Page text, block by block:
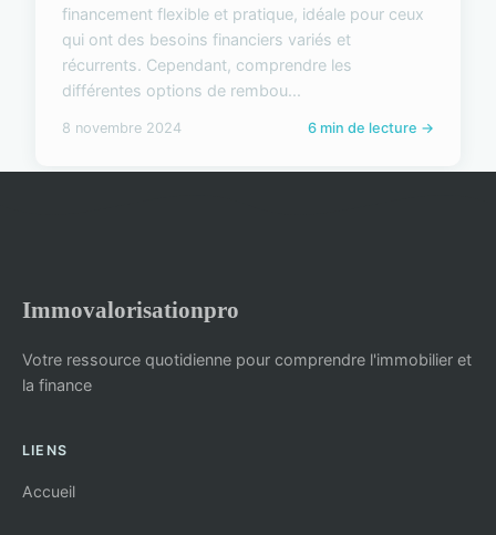
financement flexible et pratique, idéale pour ceux
qui ont des besoins financiers variés et
récurrents. Cependant, comprendre les
différentes options de rembou...
8 novembre 2024 6 min de lecture →
Immovalorisationpro
Votre ressource quotidienne pour comprendre l'immobilier et
la finance
LIENS
Accueil